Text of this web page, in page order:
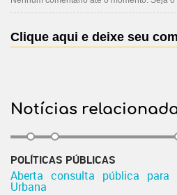
Clique aqui e deixe seu
Notícias
POLÍTICAS PÚBLICAS
Aberta consulta pública
Urbana